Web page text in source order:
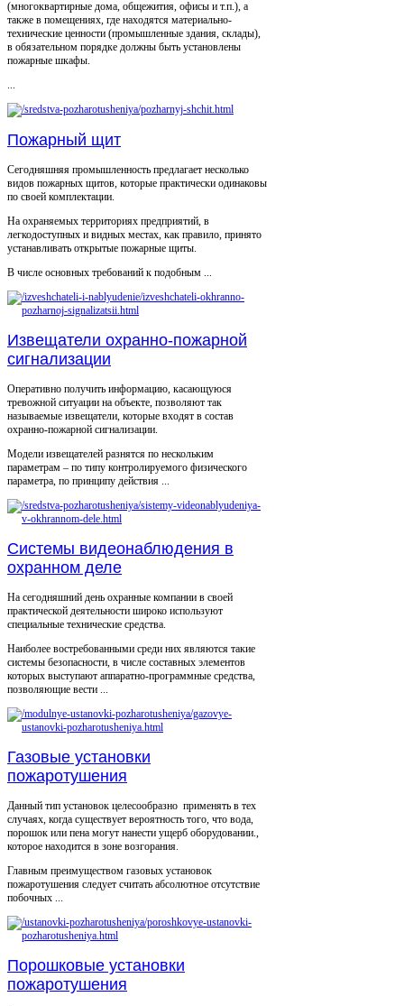
(многоквартирные дома, общежития, офисы и т.п.), а
также в помещениях, где находятся материально-
технические ценности (промышленные здания, склады),
в обязательном порядке должны быть установлены
пожарные шкафы.
...
Пожарный щит
Сегодняшняя промышленность предлагает несколько
видов пожарных щитов, которые практически одинаковы
по своей комплектации.
На охраняемых территориях предприятий, в
легкодоступных и видных местах, как правило, принято
устанавливать открытые пожарные щиты.
В числе основных требований к подобным ...
Извещатели охранно-пожарной
сигнализации
Оперативно получить информацию, касающуюся
тревожной ситуации на объекте, позволяют так
называемые извещатели, которые входят в состав
охранно-пожарной сигнализации.
Модели извещателей разнятся по нескольким
параметрам – по типу контролируемого физического
параметра, по принципу действия ...
Системы видеонаблюдения в
охранном деле
На сегодняшний день охранные компании в своей
практической деятельности широко используют
специальные технические средства.
Наиболее востребованными среди них являются такие
системы безопасности, в числе составных элементов
которых выступают аппаратно-программные средства,
позволяющие вести ...
Газовые установки
пожаротушения
Данный тип установок целесообразно применять в тех
случаях, когда существует вероятность того, что вода,
порошок или пена могут нанести ущерб оборудовании.,
которое находится в зоне возгорания.
Главным преимуществом газовых установок
пожаротушения следует считать абсолютное отсутствие
побочных ...
Порошковые установки
пожаротушения